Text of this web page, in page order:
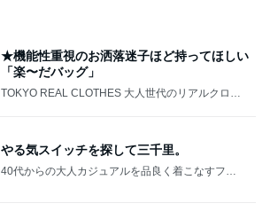
★機能性重視のお洒落迷子ほど持ってほしい
「楽〜だバッグ」
TOKYO REAL CLOTHES 大人世代のリアルクロー
やる気スイッチを探して三千里。
40代からの大人カジュアルを品良く着こなすファ